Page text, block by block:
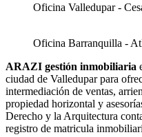
Oficina Valledupar -
Oficina Barranquilla -
ARAZI gestión inmobiliaria
ciudad de Valledupar para
intermediación de ventas,
propiedad horizontal y
Derecho y la Arquitectura
registro de matricula